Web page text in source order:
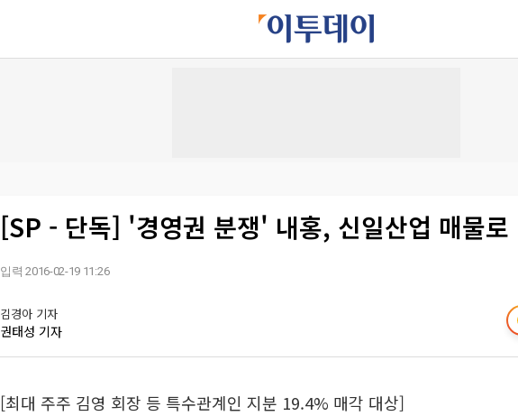
[SP - 단독] '경영권 분쟁' 내홍, 신일산업 매물로
입력 2016-02-19 11:26
김경아 기자
권태성 기자
[최대 주주 김영 회장 등 특수관계인 지분 19.4% 매각 대상]